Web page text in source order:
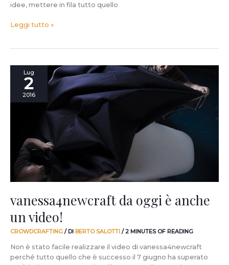
idee, mettere in fila tutto quello
Leggi tutto »
Lug
2
2016
vanessa4newcraft da oggi è anche
un video!
CROWDCRAFTING / DI BERTO SALOTTI /2 MINUTES OF READING
Non è stato facile realizzare il video di vanessa4newcraft
perché tutto quello che è successo il 7 giugno ha superato
vanessa4newcraft
oggi